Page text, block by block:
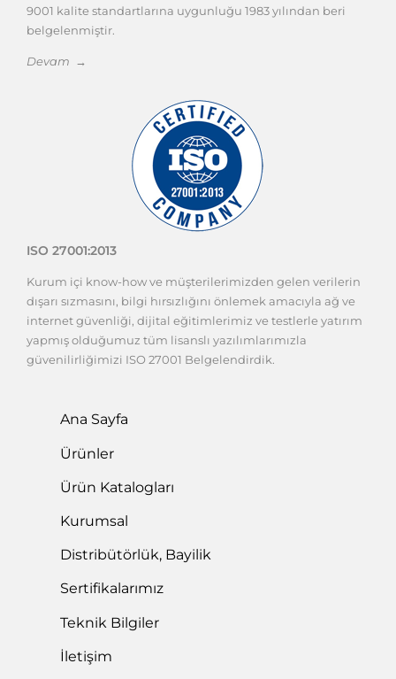
9001 kalite standartlarına uygunluğu 1983 yılından beri
belgelenmiştir.
Devam →
ISO 27001:2013
Kurum içi know-how ve müşterilerimizden gelen verilerin
dışarı sızmasını, bilgi hırsızlığını önlemek amacıyla ağ ve
internet güvenliği, dijital eğitimlerimiz ve testlerle yatırım
yapmış olduğumuz tüm lisanslı yazılımlarımızla
güvenilirliğimizi ISO 27001 Belgelendirdik.
Ana Sayfa
Ürünler
Ürün Katalogları
Kurumsal
Distribütörlük, Bayilik
Sertifikalarımız
Teknik Bilgiler
İletişim